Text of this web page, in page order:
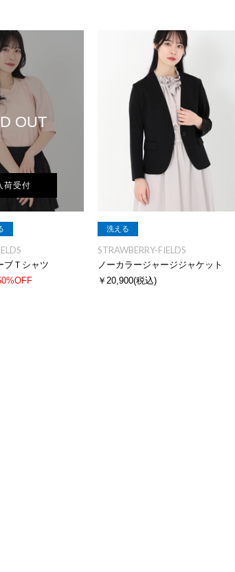
OUT
荷受付
ブＴシャツ
洗える
STRAWBERRY-FIELDS
ノーカラージャージジャケット
￥20,900(税込)